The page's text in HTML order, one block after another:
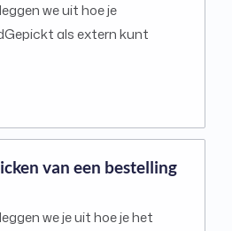
we uit hoe je
als extern kunt
van een bestelling
we je uit hoe je het